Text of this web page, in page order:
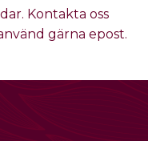
Kontakta oss
gärna epost.